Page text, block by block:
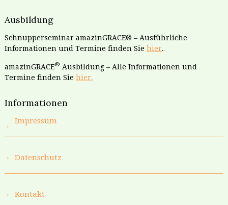
Ausbildung
Schnupperseminar amazinGRACE® – Ausführliche
Informationen und Termine finden Sie hier.
amazinGRACE® Ausbildung – Alle Informationen und
Termine finden Sie hier.
Informationen
Impressum
Datenschutz
Kontakt